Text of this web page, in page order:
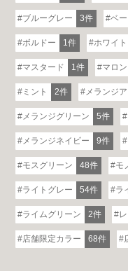
各地で出
この機会に
※
ブルーグレー 3件 ベー
ボルドー 1件 ホワイト
マスタード 1件 マロ
ミント 2件 メランジ
メランジグリーン 5件
メランジネイビー 9件
モスグリーン 48件 モ
ライトグレー 54件 ラ
ライムグリーン 2件
店舗限定カラー 68件